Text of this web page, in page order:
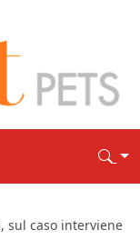
sul caso interviene